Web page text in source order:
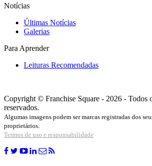
Notícias
Últimas Notícias
Galerias
Para Aprender
Leituras Recomendadas
Copyright © Franchise Square - 2026 - Todos
reservados.
Algumas imagens podem ser marcas registradas dos
proprietários.
Termos de uso e responsabilidade